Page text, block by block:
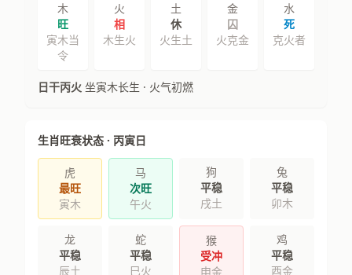
木
旺
寅木当
令
火
相
木生火
土
休
火生土
金
囚
火克金
水
死
克火者
日干丙火 坐寅木长生 · 火气初燃
生肖旺衰状态 · 丙寅日
虎
最旺
寅木
马
次旺
午火
狗
平稳
戌土
兔
平稳
卯木
龙
平稳
辰土
蛇
平稳
巳火
猴
受冲
申金
鸡
平稳
酉金